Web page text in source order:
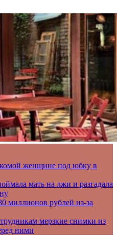
женщине под юбку в
мать на лжи и разгадала
миллионов рублей из-за
мерзкие снимки из
ними